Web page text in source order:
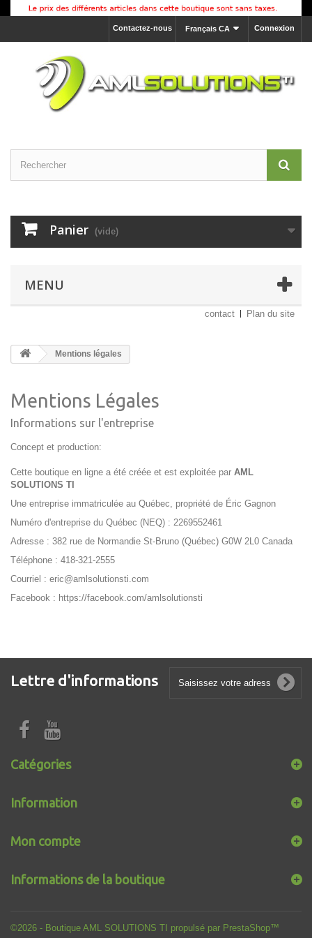
Connexion
Français CA
Contactez-nous
Panier (vide)
MENU
contact Plan du site
Mentions légales
Mentions Légales
Informations sur l'entreprise
Concept et production:
Cette boutique en ligne a été créée et est exploitée par AML
SOLUTIONS TI
Une entreprise immatriculée au Québec, propriété de Éric Gagnon
Numéro d'entreprise du Québec (NEQ) : 2269552461
Adresse : 382 rue de Normandie St-Bruno (Québec) G0W 2L0 Canada
Téléphone : 418-321-2555
Courriel : eric@amlsolutionsti.com
Facebook : https://facebook.com/amlsolutionsti
Lettre d'informations
Catégories
Information
©2026 - Boutique AML SOLUTIONS TI propulsé par PrestaShop™
Mon compte
Informations de la boutique